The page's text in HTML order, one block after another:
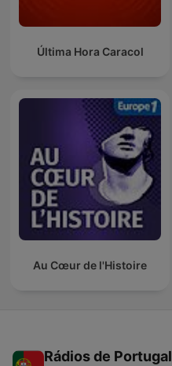
Última Hora Caracol
Au Cœur de l'Histoire
Rádios de Portugal